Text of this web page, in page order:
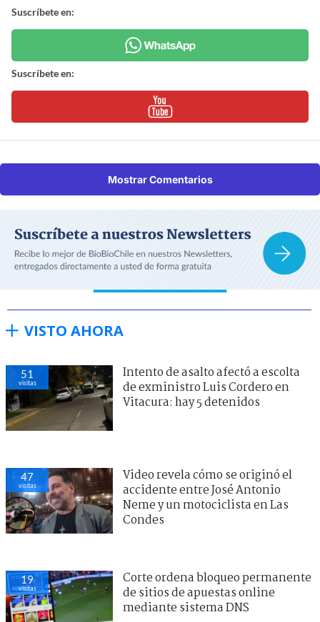
Suscríbete en:
Suscríbete en:
Mostrar Comentarios
VISTO AHORA
51
visitas
Intento de asalto afectó a escolta
de exministro Luis Cordero en
Vitacura: hay 5 detenidos
47
visitas
Video revela cómo se originó el
accidente entre José Antonio
Neme y un motociclista en Las
Condes
19
visitas
Corte ordena bloqueo permanente
de sitios de apuestas online
mediante sistema DNS